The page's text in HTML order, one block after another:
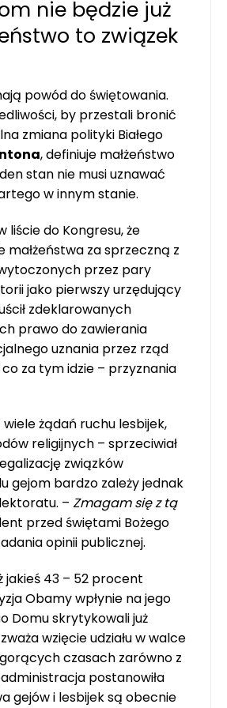
nie będzie już
to związek
powód do świętowania.
by przestali bronić
zmiana polityki Białego
, definiuje małżeństwo
stan nie musi uznawać
w innym stanie.
liście do Kongresu, że
za sprzeczną z
przez pary
jako pierwszy urzędujący
zdeklarowanych
prawo do zawierania
uznania przez rząd
za tym idzie – przyznania
żądań ruchu lesbijek,
religijnych – sprzeciwiał
związków
gejom bardzo zależy jednak
– Zmagam się z tą
przed świętami Bożego
opinii publicznej.
jakieś 43 – 52 procent
Obamy wpłynie na jego
Domu skrytykowali już
wzięcie udziału w walce
gorących czasach zarówno z
postanowiła
gejów i lesbijek są obecnie